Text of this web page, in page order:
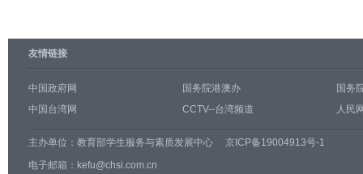
友情链接
中国政府网 国务院港澳办
国务
中国台湾网
CCTV--台湾频道 人民
主办单位： 教育部学生服务与素质发展中心
京ICP备19004913号-1
电子邮箱：kefu@chsi.com.cn